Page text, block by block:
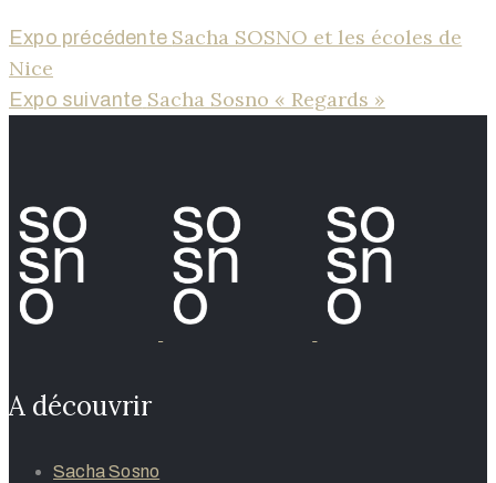
Expo précédente Sacha SOSNO et les écoles de
Nice
Expo suivante Sacha Sosno « Regards »
A découvrir
Sacha Sosno